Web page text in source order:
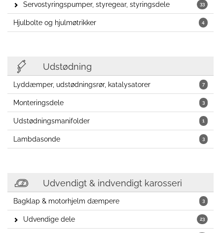
33
Servostyringspumper, styregear, styringsdele
4
Hjulbolte og hjulmøtrikker
Udstødning
7
Lyddæmper, udstødningsrør, katalysatorer
3
Monteringsdele
1
Udstødningsmanifolder
3
Lambdasonde
Udvendigt & indvendigt karosseri
3
Bagklap & motorhjelm dæmpere
23
Udvendige dele